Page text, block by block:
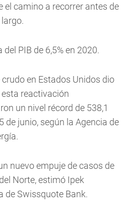
el camino a recorrer antes de
PIB de 6,5% en 2020.
en Estados Unidos dio
reactivación
un nivel récord de 538,1
de junio, según la Agencia de
nuevo empuje de casos de
Norte, estimó Ipek
de Swissquote Bank.